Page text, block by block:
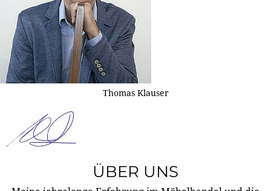
Thomas Klauser
ÜBER UNS